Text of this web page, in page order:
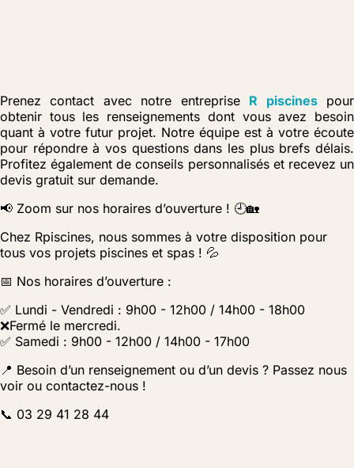
Prenez contact avec notre entreprise R piscinespour
obtenir tous les renseignements dont vous avez besoin
quant à votre futur projet. Notre équipe est à votre écoute
pour répondre à vos questions dans les plus brefs délais.
Profitez également de conseils personnalisés et recevez un
devis gratuit sur demande.
📢 Zoom sur nos horaires d’ouverture ! 🕘🏡
Chez Rpiscines, nous sommes à votre disposition pour
tous vos projets piscines et spas ! 💦
📅 Nos horaires d’ouverture :
✅ Lundi - Vendredi : 9h00 - 12h00 / 14h00 - 18h00
❌Fermé le mercredi.
✅ Samedi : 9h00 - 12h00 / 14h00 - 17h00
📍 Besoin d’un renseignement ou d’un devis ? Passez nous
voir ou contactez-nous !
📞 03 29 41 28 44